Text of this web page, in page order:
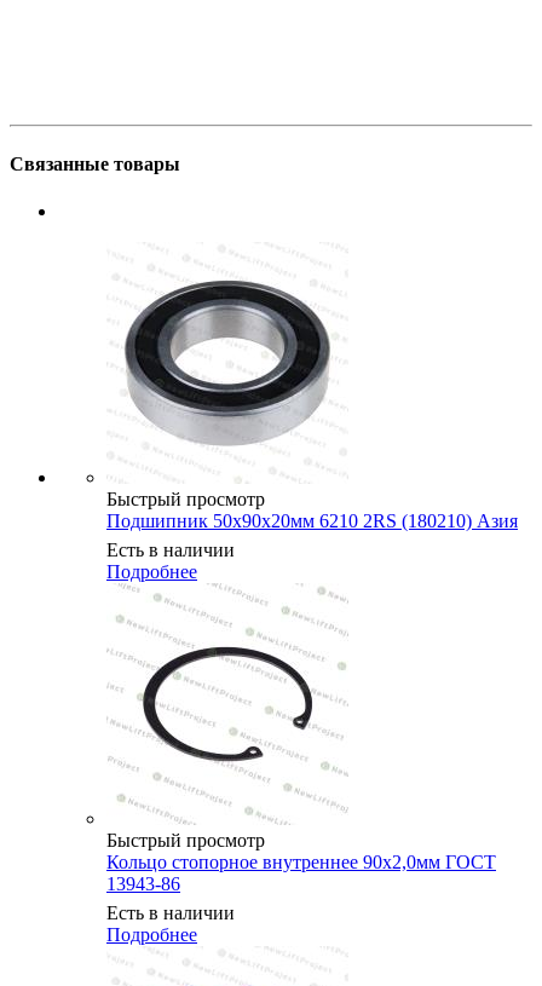
Связанные товары
Быстрый просмотр
Подшипник 50х90х20мм 6210 2RS (180210) Азия
Есть в наличии
Подробнее
Быстрый просмотр
Кольцо стопорное внутреннее 90х2,0мм ГОСТ
13943-86
Есть в наличии
Подробнее